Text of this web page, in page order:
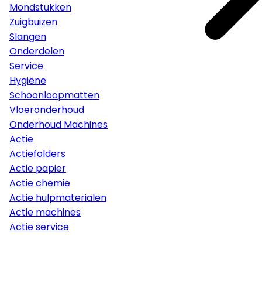
Mondstukken
Zuigbuizen
Slangen
Onderdelen
Service
Hygiëne
Schoonloopmatten
Vloeronderhoud
Onderhoud Machines
Actie
Actiefolders
Actie papier
Actie chemie
Actie hulpmaterialen
Actie machines
Actie service